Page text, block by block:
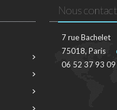
Nous
7 rue Bachelet
75018, Paris
06 52 37 93 09